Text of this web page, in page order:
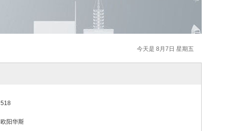
今天是 8月7日 星期五
518
欧阳华斯